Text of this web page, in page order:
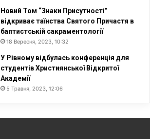
Новий Том “Знаки Присутності”
відкриває таїнства Святого Причастя в
баптистській сакраментології
18 Вересня, 2023, 10:32
У Рівному відбулась конференція для
студентів Християнської Відкритої
Академії
5 Травня, 2023, 12:06